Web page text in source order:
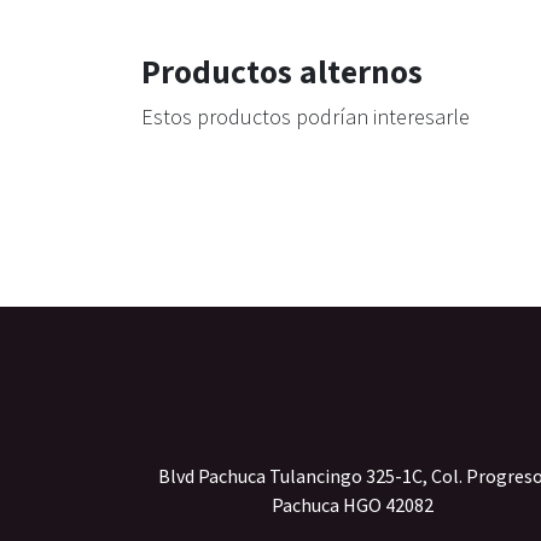
Productos alternos
Estos productos podrían interesarle
Blvd Pachuca Tulancingo 325-1C, Col.
Pachuca HGO 42082